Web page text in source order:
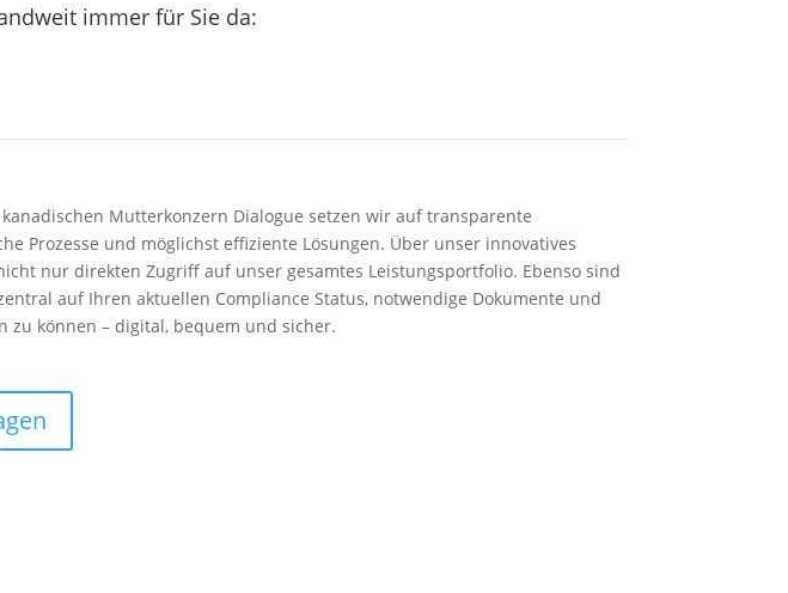
immer für Sie da:
Mutterkonzern Dialogue setzen wir auf transparente
Prozesse und möglichst effiziente Lösungen. Über unser innovatives
nur direkten Zugriff auf unser gesamtes Leistungsportfolio. Ebenso sind
auf Ihren aktuellen Compliance Status, notwendige Dokumente und
zu können – digital, bequem und sicher.